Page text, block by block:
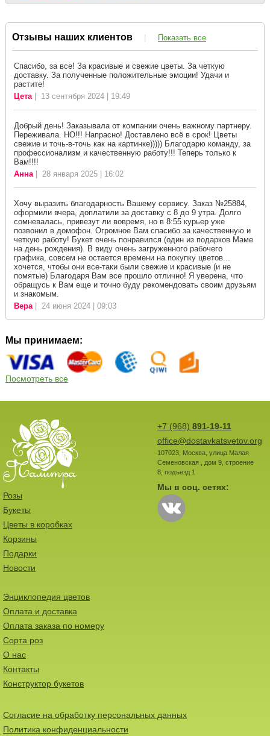
Отзывы наших клиентов | Показать все
Спасибо, за все! За красивые и свежие цветы. За четкую
доставку. За полученные положительные эмоции! Удачи и
растите!
Цета| 13 сентября 2024 | 19:49
Добрый день! Заказывала от компании очень важному партнеру.
Переживала. НО!!! Напрасно! Доставлено всё в срок! Цветы
свежие и точь-в-точь как на картинке))))) Благодарю команду, за
профессионализм и качественную работу!!! Теперь только к
Вам!!!!
Анна| 28 января 2025 | 16:02
Хочу выразить благодарность Вашему сервису. Заказ №25884,
оформили вчера, доплатили за доставку с 8 до 9 утра. Долго
сомневалась, привезут ли вовремя, но в 8:55 курьер уже
позвонил в домофон. Огромное Вам спасибо за качественную и
четкую работу! Букет очень понравился (один из подарков Маме
на день рождения). В виду очень загруженного рабочего
графика, совсем не остается времени на покупку цветов...
хочется, чтобы они все-таки были свежие и красивые (и не
помятые) Благодаря Вам все прошло отлично! Я уверена, что
обращусь к Вам еще и точно буду рекомендовать своим друзьям
и знакомым.
Вера| 24 июня 2024 | 09:03
Мы принимаем:
Посмотреть все
+7 (968) 891-19-11
office@dostavkatsvetov.org
107023, Москва, улица Малая
Семеновская , дом 9, строение
8, подъезд 1
Мы в соц. сетях:
Розы
Букеты
Цветы в коробках
Корзины
Подарки
Новости
Энциклопедия цветов
Оплата и доставка
Оплата заказа по номеру
Сорта роз
О нас
Контакты
Конструктор букетов
Согласие на обработку персональных данных
Политика конфиденциальности